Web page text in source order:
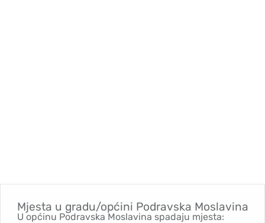
Mjesta u gradu/općini Podravska Moslavina
U općinu Podravska Moslavina spadaju mjesta: